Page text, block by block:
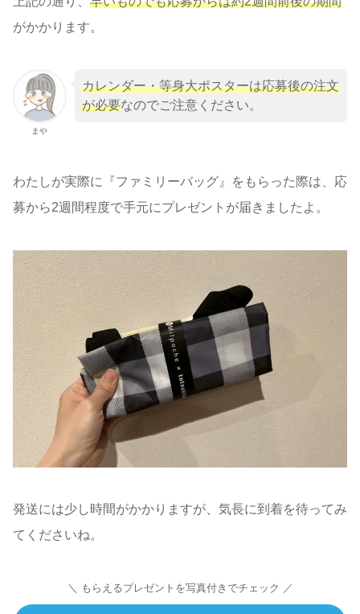
がかかります。
まや
カレンダー・等身大ポスターは応募後の注文
が必要なのでご注意ください。
わたしが実際に『ファミリーバッグ』をもらった際は、応
募から2週間程度で手元にプレゼントが届きましたよ。
発送には少し時間がかかりますが、気長に到着を待ってみ
てくださいね。
＼ もらえるプレゼントを写真付きでチェック ／